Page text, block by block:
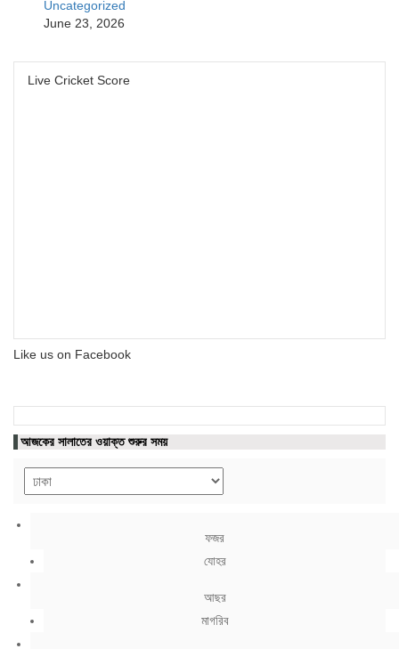
Uncategorized
June 23, 2026
Live Cricket Score
Like us on Facebook
আজকের সালাতের ওয়াক্ত শুরুর সময়
ফজর
যোহর
আছর
মাগরিব